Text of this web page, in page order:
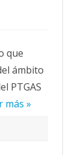
que
ámbito
PTGAS
más »